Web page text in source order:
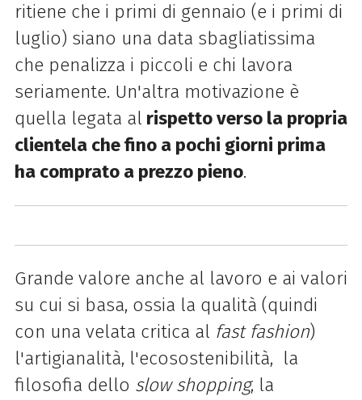
ritiene che i primi di gennaio (e i primi di
luglio) siano una data sbagliatissima
che penalizza i piccoli e chi lavora
seriamente. Un'altra motivazione è
quella legata al rispetto verso la propria
clientela che fino a pochi giorni prima
ha comprato a prezzo pieno.
Grande valore anche al lavoro e ai valori
su cui si basa, ossia la qualità (quindi
con una velata critica al fast fashion)
l'artigianalità, l'ecosostenibilità, la
filosofia dello slow shopping, la